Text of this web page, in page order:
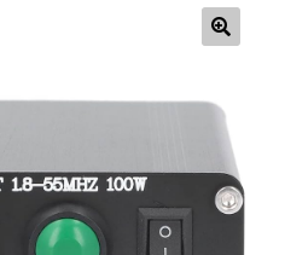
enfant
le
menu
Ouvrir
menu
enfant
Ouvrir
le
menu
enfant
Ouvrir
le
menu